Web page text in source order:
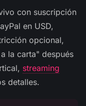
con suscripción
en USD,
opcional,
la carta" después
streaming
detalles.